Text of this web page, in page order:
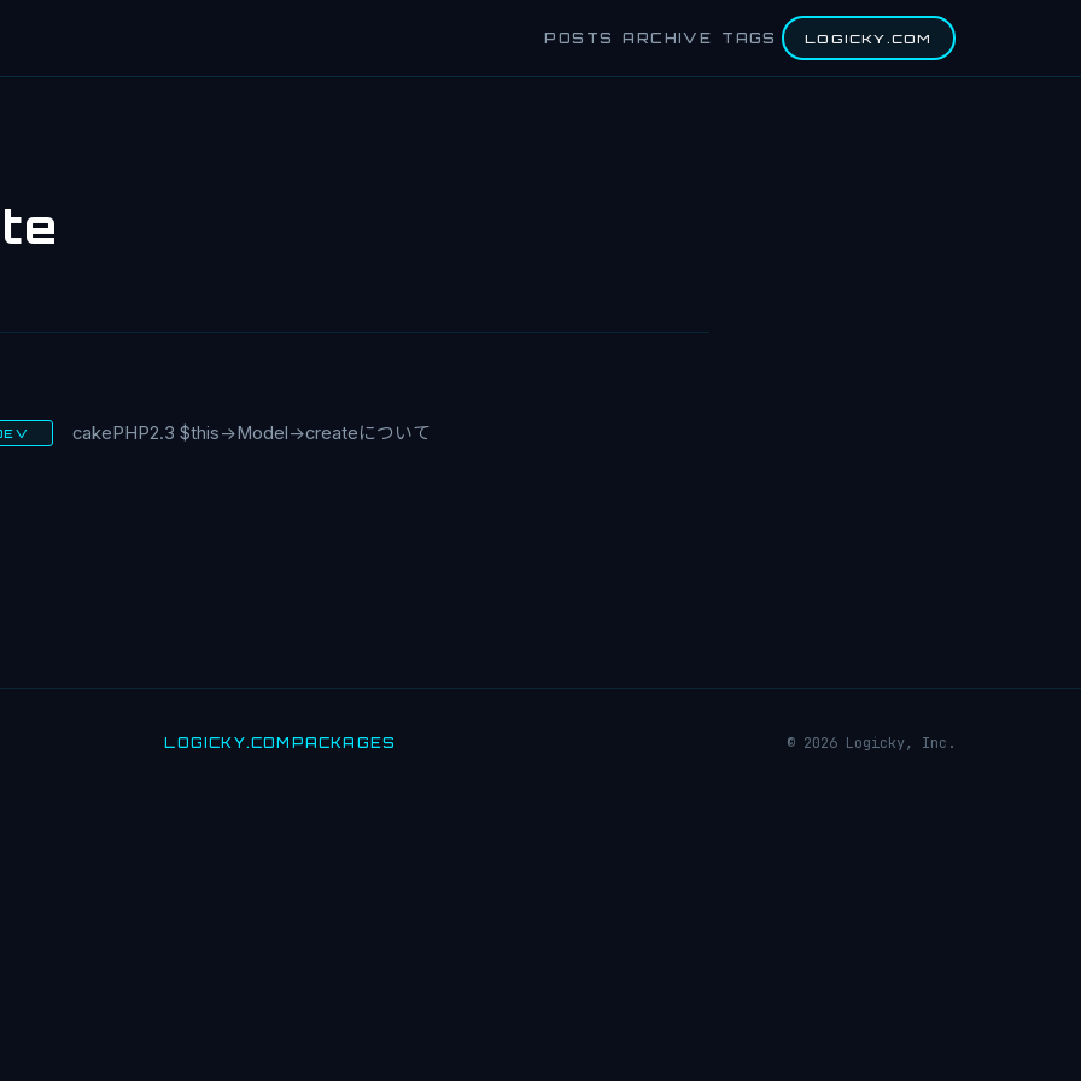
POSTS ARCHIVE TAGS LOGICKY.COM
cakePHP2.3 $this->Model->createについて
LOGICKY.COM PACKAGES © 2026 Logicky, Inc.